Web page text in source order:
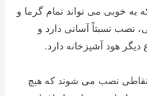
خوبی می تواند تمام گرما و
نصب نسبتاً آسانی دارد و
دیگر هود آشپزخانه دارد.
نقاطی نصب می شوند که هیچ